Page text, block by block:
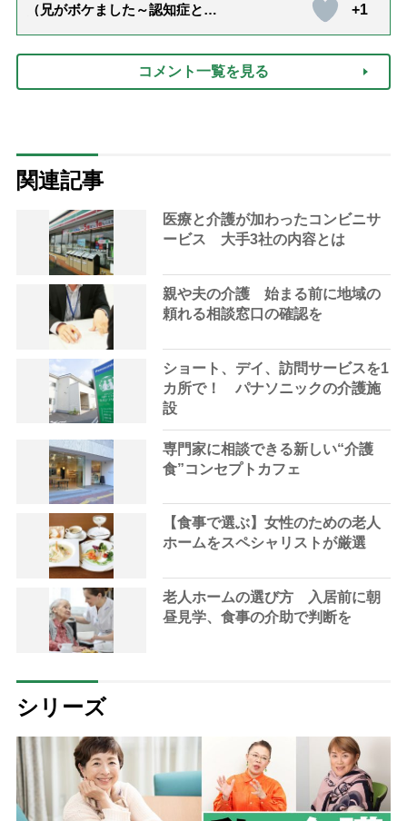
（兄がボケました～認知症と介
達』が届きました」）
+1
コメント一覧を見る
関連記事
医療と介護が加わったコンビニサ
ービス 大手3社の内容とは
親や夫の介護 始まる前に地域の
頼れる相談窓口の確認を
ショート、デイ、訪問サービスを1
カ所で！ パナソニックの介護施
設
専門家に相談できる新しい“介護
食”コンセプトカフェ
【食事で選ぶ】女性のための老人
ホームをスペシャリストが厳選
老人ホームの選び方 入居前に朝
昼見学、食事の介助で判断を
シリーズ